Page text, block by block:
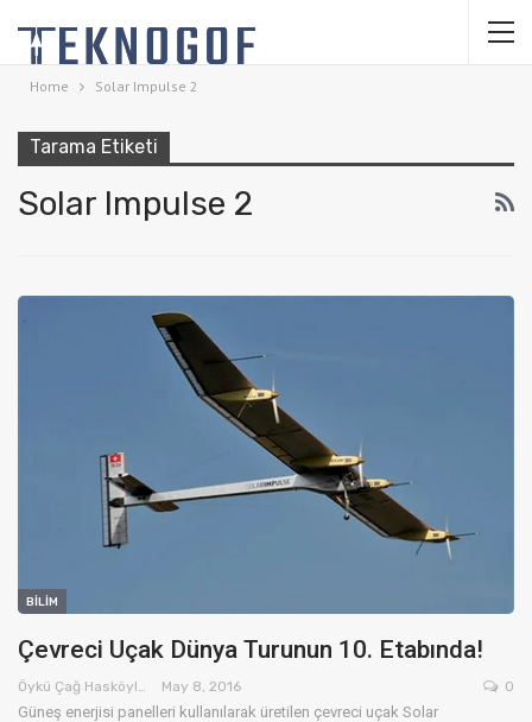
Home Solar Impulse 2
Tarama Etiketi
Solar Impulse 2
BILIM
Çevreci Uçak Dünya Turunun 10. Etabında!
May 8, 2016 0
Güneş enerjisi panelleri kullanılarak üretilen çevreci uçak Solar